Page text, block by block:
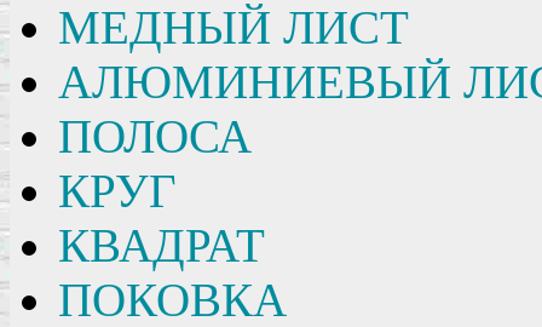
МЕДНЫЙ ЛИСТ
АЛЮМИНИЕВЫЙ
ПОЛОСА
КРУГ
КВАДРАТ
ПОКОВКА